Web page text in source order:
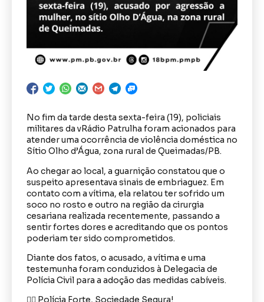
No fim da tarde desta sexta-feira (19), policiais
militares da vRádio Patrulha foram acionados para
atender uma ocorrência de violência doméstica no
Sítio Olho d’Água, zona rural de Queimadas/PB.
Ao chegar ao local, a guarnição constatou que o
suspeito apresentava sinais de embriaguez. Em
contato com a vítima, ela relatou ter sofrido um
soco no rosto e outro na região da cirurgia
cesariana realizada recentemente, passando a
sentir fortes dores e acreditando que os pontos
poderiam ter sido comprometidos.
Diante dos fatos, o acusado, a vítima e uma
testemunha foram conduzidos à Delegacia de
Polícia Civil para a adoção das medidas cabíveis.